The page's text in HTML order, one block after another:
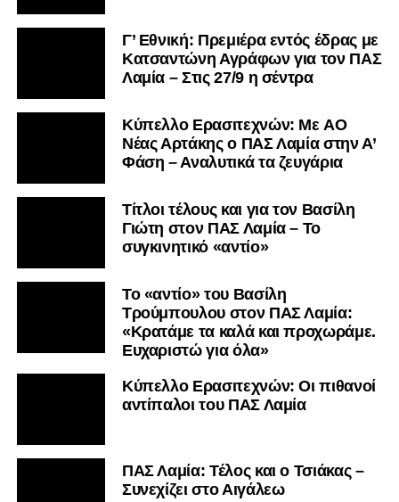
Γ’ Εθνική: Πρεμιέρα εντός έδρας με
Κατσαντώνη Αγράφων για τον ΠΑΣ
Λαμία – Στις 27/9 η σέντρα
Kύπελλο Ερασιτεχνών: Με AO
Nέας Αρτάκης ο ΠΑΣ Λαμία στην Α’
Φάση – Αναλυτικά τα ζευγάρια
Τίτλοι τέλους και για τον Βασίλη
Γιώτη στον ΠΑΣ Λαμία – Το
συγκινητικό «αντίο»
Το «αντίο» του Βασίλη
Τρούμπουλου στον ΠΑΣ Λαμία:
«Κρατάμε τα καλά και προχωράμε.
Ευχαριστώ για όλα»
Κύπελλο Ερασιτεχνών: Οι πιθανοί
αντίπαλοι του ΠΑΣ Λαμία
ΠΑΣ Λαμία: Τέλος και ο Τσιάκας –
Συνεχίζει στο Αιγάλεω